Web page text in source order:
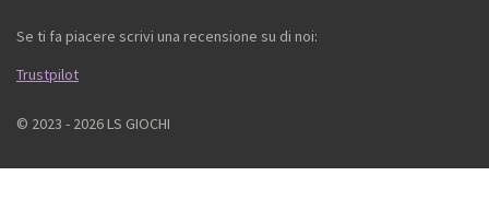
Se ti fa piacere scrivi una recensione su di noi:
Trustpilot
© 2023 - 2026 LS GIOCHI